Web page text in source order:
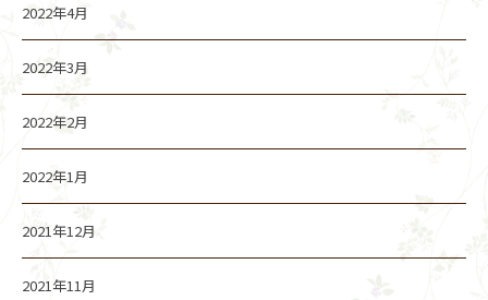
2022年4月
2022年3月
2022年2月
2022年1月
2021年12月
2021年11月